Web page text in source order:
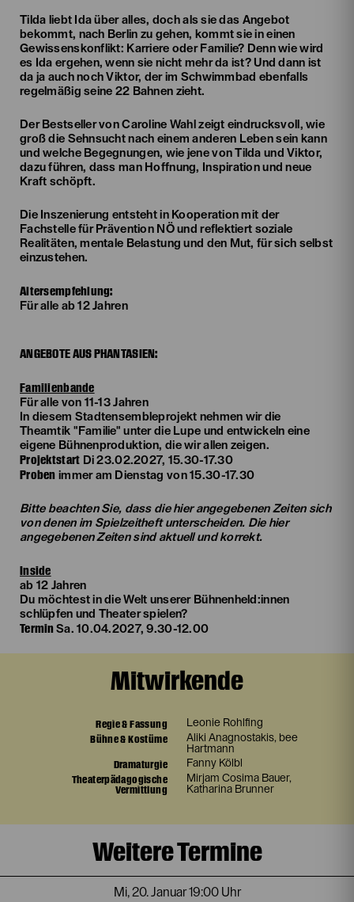
Tilda liebt Ida über alles, doch als sie das Angebot
bekommt, nach Berlin zu gehen, kommt sie in einen
Gewissenskonflikt: Karriere oder Familie? Denn wie wird
es Ida ergehen, wenn sie nicht mehr da ist? Und dann ist
da ja auch noch Viktor, der im Schwimmbad ebenfalls
regelmäßig seine 22 Bahnen zieht.
Der Bestseller von Caroline Wahl zeigt eindrucksvoll, wie
groß die Sehnsucht nach einem anderen Leben sein kann
und welche Begegnungen, wie jene von Tilda und Viktor,
dazu führen, dass man Hoffnung, Inspiration und neue
Kraft schöpft.
Die Inszenierung entsteht in Kooperation mit der
Fachstelle für Prävention NÖ und reflektiert soziale
Realitäten, mentale Belastung und den Mut, für sich selbst
einzustehen.
Altersempfehlung:
Für alle ab 12 Jahren
ANGEBOTE AUS PHANTASIEN:
Familienbande
Für alle von 11-13 Jahren
In diesem Stadtensembleprojekt nehmen wir die
Theamtik "Familie" unter die Lupe und entwickeln eine
eigene Bühnenproduktion, die wir allen zeigen.
Projektstart Di 23.02.2027, 15.30-17.30
Proben immer am Dienstag von 15.30-17.30
Bitte beachten Sie, dass die hier angegebenen Zeiten sich
von denen im Spielzeitheft unterscheiden. Die hier
angegebenen Zeiten sind aktuell und korrekt.
Inside
ab 12 Jahren
Du möchtest in die Welt unserer Bühnenheld:innen
schlüpfen und Theater spielen?
Termin Sa. 10.04.2027, 9.30-12.00
Mitwirkende
Regie & Fassung Leonie Rohlfing
Bühne & Kostüme Aliki Anagnostakis, bee
Hartmann
Dramaturgie Fanny Kölbl
Theaterpädagogische
Vermittlung
Mirjam Cosima Bauer,
Katharina Brunner
Weitere Termine
Mi, 20. Januar19:00 Uhr